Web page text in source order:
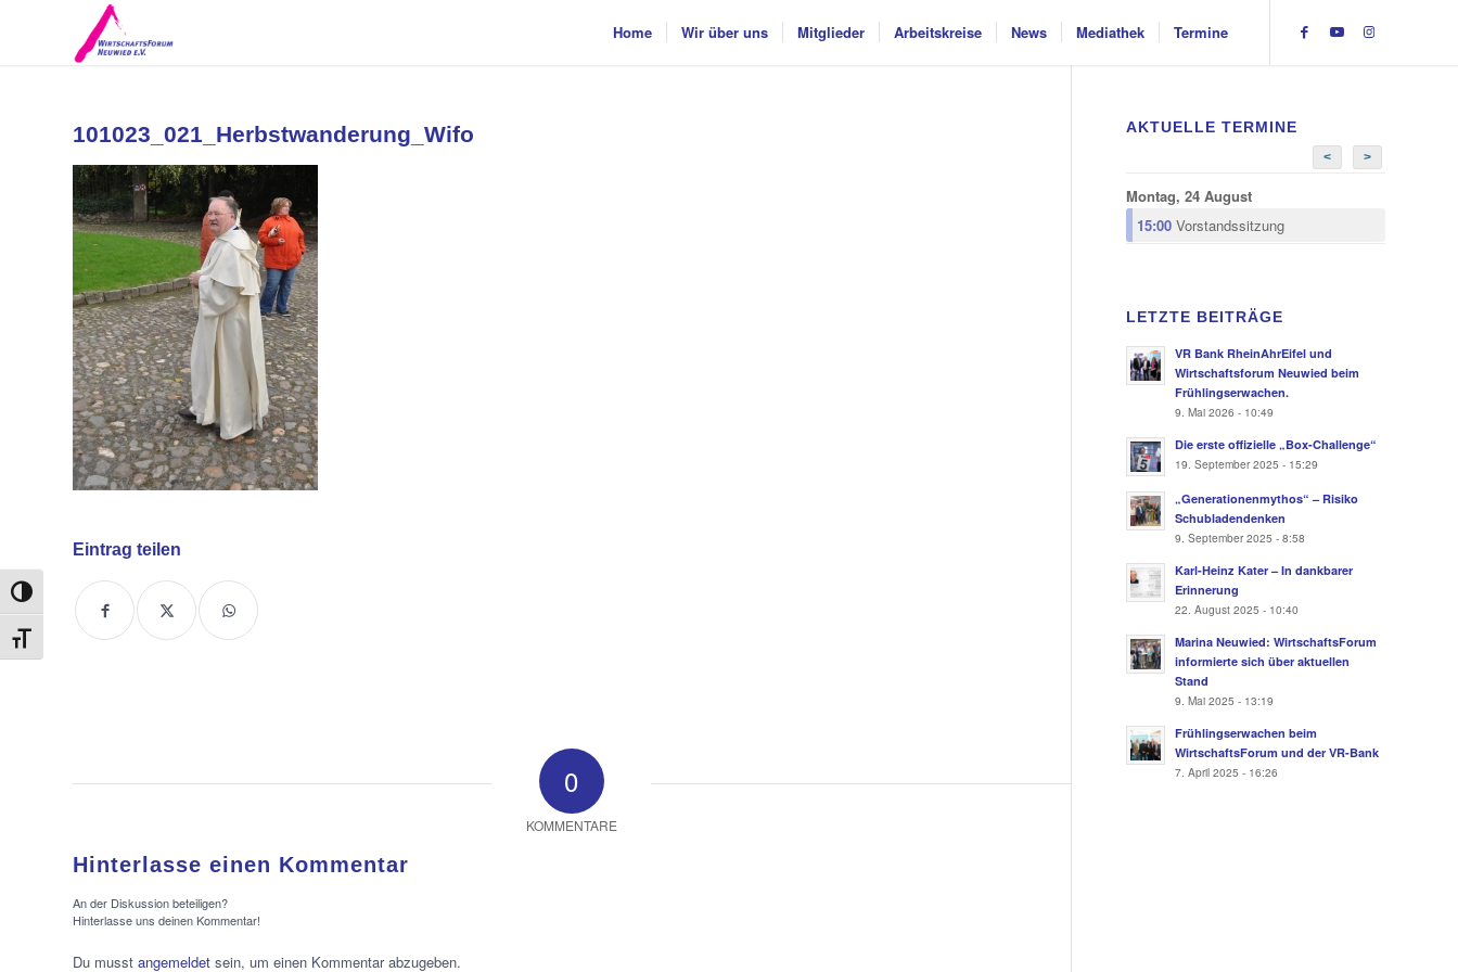
Umschalten auf hohe Kontraste
Schrift vergrößern
Home Wir über uns Mitglieder Arbeitskreise News Mediathek Termine
101023_021_Herbstwanderung_Wifo
Eintrag teilen
0
KOMMENTARE
Hinterlasse einen Kommentar
An der Diskussion beteiligen?
Hinterlasse uns deinen Kommentar!
Du musst angemeldet sein, um einen Kommentar abzugeben.
AKTUELLE TERMINE
< >
Montag, 24 August
15:00 Vorstandssitzung
LETZTE BEITRÄGE
VR Bank RheinAhrEifel und
Wirtschaftsforum Neuwied beim
Frühlingserwachen.
9. Mai 2026 - 10:49
Die erste offizielle „Box-Challenge“
19. September 2025 - 15:29
„Generationenmythos“ – Risiko
Schubladendenken
9. September 2025 - 8:58
Karl-Heinz Kater – In dankbarer
Erinnerung
22. August 2025 - 10:40
Marina Neuwied: WirtschaftsForum
informierte sich über aktuellen
Stand
9. Mai 2025 - 13:19
Frühlingserwachen beim
WirtschaftsForum und der VR-Bank
7. April 2025 - 16:26